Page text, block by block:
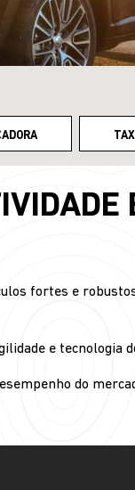
fortes e
e tecnologia
do